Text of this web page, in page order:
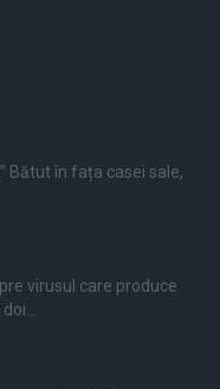
Bătut în fața casei sale,
virusul care produce